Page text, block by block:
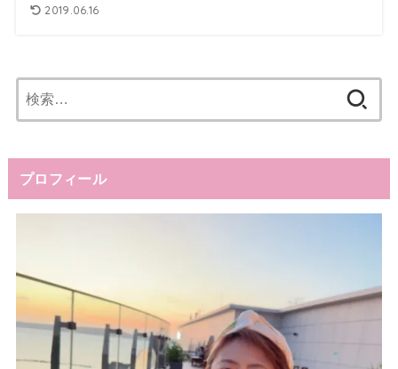
2019.06.16
索:
プロフィール